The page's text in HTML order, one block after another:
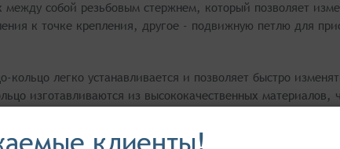
собой резьбовым стержнем, который позволяет
к точке крепления, другое - подвижную петлю для
кольцо легко устанавливается и позволяет быстро
изготавливаются из высококачественных материалов,
талрепы кольцо-кольцо позволяют
для работы с различными типами стропов и могут
клиенты!